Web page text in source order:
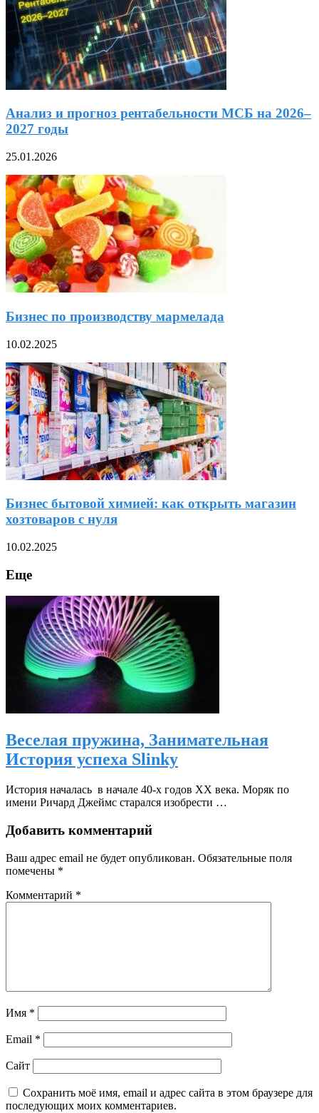
Анализ и прогноз рентабельности МСБ на 2026–
2027 годы
25.01.2026
Бизнес по производству мармелада
10.02.2025
Бизнес бытовой химией: как открыть магазин
хозтоваров с нуля
10.02.2025
Еще
Веселая пружина, Занимательная
История успеха Slinky
История началась в начале 40-х годов XX века. Моряк по
имени Ричард Джеймс старал­ся изобрести …
Добавить комментарий
Ваш адрес email не будет опубликован. Обязательные поля
помечены *
Комментарий *
Имя *
Email *
Сайт
Сохранить моё имя, email и адрес сайта в этом браузере для
последующих моих комментариев.